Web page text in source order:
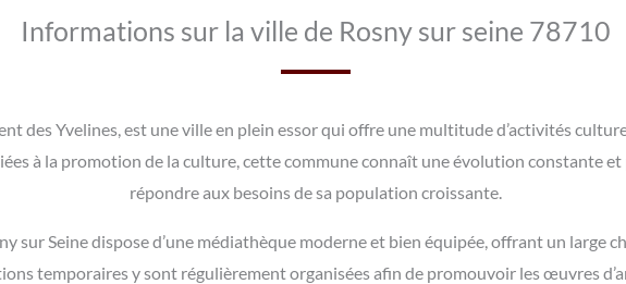
Informations sur la ville de Rosny sur seine 78710
des Yvelines, est une ville en plein essor qui offre une multitude d’activités
à la promotion de la culture, cette commune connaît une évolution constante
répondre aux besoins de sa population croissante.
sur Seine dispose d’une médiathèque moderne et bien équipée, offrant un large
temporaires y sont régulièrement organisées afin de promouvoir les œuvres